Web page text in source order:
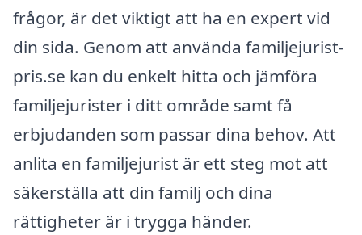
frågor, är det viktigt att ha en expert vid
din sida. Genom att använda familjejurist-
pris.se kan du enkelt hitta och jämföra
familjejurister i ditt område samt få
erbjudanden som passar dina behov. Att
anlita en familjejurist är ett steg mot att
säkerställa att din familj och dina
rättigheter är i trygga händer.